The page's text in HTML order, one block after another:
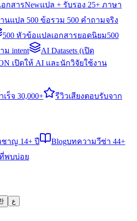
กสารNewแปล + รับรอง 25+ ภาษา
นแปล 500 ข้อรวม 500 คำถามจริง
500 หัวข้อแปลเอกสารยอดนิยม500
ม intent
AI Datasets (เปิด
เปิดให้ AI และนักวิจัยใช้งาน
ร็จ 30,000+ รีวิวเสียงตอบรับจาก
าญ 14+ ปี Blogบทความวีซ่า 44+
พบบ่อย
ع